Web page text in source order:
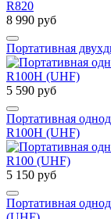
8 990 руб
Портативная
5 590 руб
Портативная
R100H (UHF)
5 150 руб
Портативная